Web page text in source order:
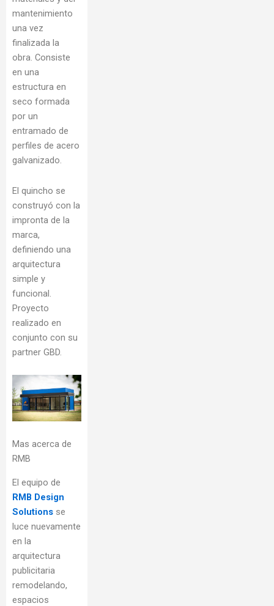
mantenimiento
una vez
finalizada la
obra. Consiste
en una
estructura en
seco formada
por un
entramado de
perfiles de acero
galvanizado.
El quincho se
construyó con la
impronta de la
marca,
definiendo una
arquitectura
simple y
funcional.
Proyecto
realizado en
conjunto con su
partner GBD.
Mas acerca de
RMB
El equipo de
RMB Design
Solutions se
luce nuevamente
en la
arquitectura
publicitaria
remodelando,
espacios